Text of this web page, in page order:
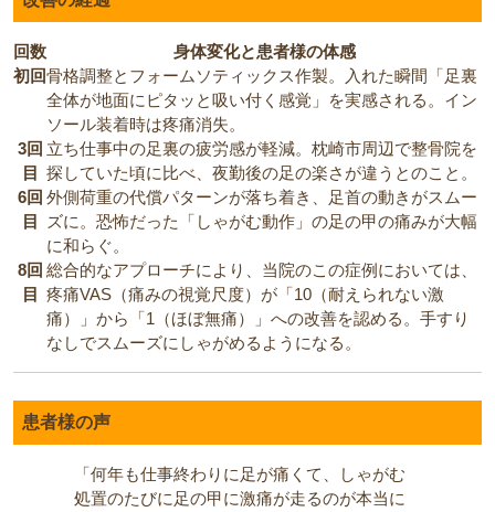
回数
身体変化と患者様の体感
初回骨格調整とフォームソティックス作製。入れた瞬間「足裏
全体が地面にピタッと吸い付く感覚」を実感される。イン
ソール装着時は疼痛消失。
3回
目
立ち仕事中の足裏の疲労感が軽減。枕崎市周辺で整骨院を
探していた頃に比べ、夜勤後の足の楽さが違うとのこと。
6回
目
外側荷重の代償パターンが落ち着き、足首の動きがスムー
ズに。恐怖だった「しゃがむ動作」の足の甲の痛みが大幅
に和らぐ。
8回
目
総合的なアプローチにより、当院のこの症例においては、
疼痛VAS（痛みの視覚尺度）が「10（耐えられない激
痛）」から「1（ほぼ無痛）」への改善を認める。手すり
なしでスムーズにしゃがめるようになる。
患者様の声
「何年も仕事終わりに足が痛くて、しゃがむ
処置のたびに足の甲に激痛が走るのが本当に